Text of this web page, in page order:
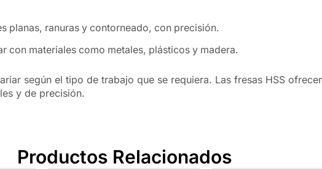
planas, ranuras y contorneado, con precisión.
con materiales como metales, plásticos y madera.
según el tipo de trabajo que se requiera. Las fresas HSS
y de precisión.
Productos Relacionados